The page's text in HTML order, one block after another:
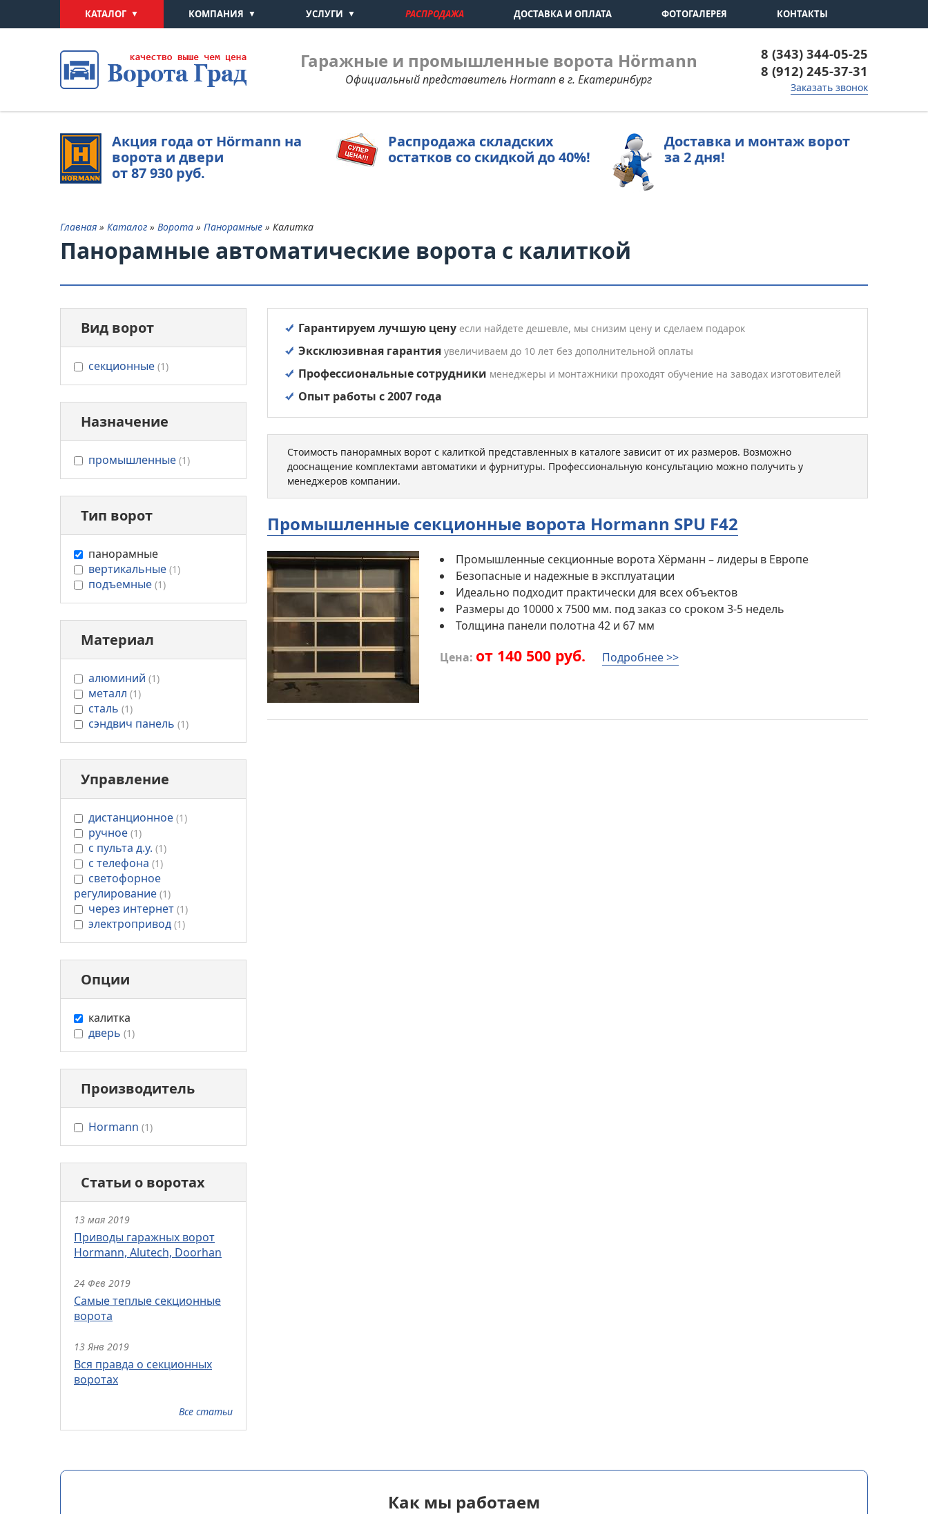
КАТАЛОГ КОМПАНИЯ УСЛУГИ РАСПРОДАЖА ДОСТАВКА И ОПЛАТА ФОТОГАЛЕРЕЯ КОНТАКТЫ
Гаражные и промышленные ворота Hörmann
Официальный представитель Hormann в г. Екатеринбург
8 (343) 344-05-25
8 (912) 245-37-31
Заказать звонок
Акция года от Hörmann на
ворота и двери
от 87 930 руб.
Распродажа складских
остатков со скидкой до 40%!
Доставка и монтаж ворот
за 2 дня!
Главная » Каталог » Ворота » Панорамные » Калитка
Панорамные автоматические ворота с калиткой
Гарантируем лучшую цену если найдете дешевле, мы снизим цену и сделаем подарок
Эксклюзивная гарантия увеличиваем до 10 лет без дополнительной оплаты
Профессиональные сотрудники менеджеры и монтажники проходят обучение на заводах изготовителей
Опыт работы с 2007 года
Стоимость панорамных ворот с калиткой представленных в каталоге зависит от их размеров. Возможно
дооснащение комплектами автоматики и фурнитуры. Профессиональную консультацию можно получить у
менеджеров компании.
Промышленные секционные ворота Hormann SPU F42
Промышленные секционные ворота Хёрманн – лидеры в Европе
Безопасные и надежные в эксплуатации
Идеально подходит практически для всех объектов
Размеры до 10000 x 7500 мм. под заказ со сроком 3-5 недель
Толщина панели полотна 42 и 67 мм
Цена: от 140 500 руб. Подробнее >>
Вид ворот
undefined
секционные (1)
Назначение
undefined
промышленные (1)
Тип ворот
undefined
панорамные
undefined
вертикальные (1)
undefined
подъемные (1)
Материал
undefined
алюминий (1)
undefined
металл (1)
undefined
сталь (1)
undefined
сэндвич панель (1)
Управление
undefined
дистанционное (1)
undefined
ручное (1)
undefined
с пульта д.у. (1)
undefined
с телефона (1)
undefined
светофорное
регулирование (1)
undefined
через интернет (1)
undefined
электропривод (1)
Опции
undefined
калитка
undefined
дверь (1)
Производитель
undefined
Hormann (1)
Статьи о воротах
13 мая 2019
Приводы гаражных ворот
Hormann, Alutech, Doorhan
24 Фев 2019
Самые теплые секционные
ворота
13 Янв 2019
Вся правда о секционных
воротах
Все статьи
Как мы работаем